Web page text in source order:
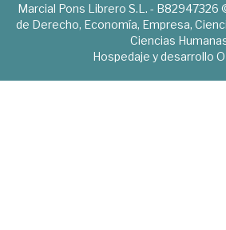
Marcial Pons Librero S.L. - B82947326
de Derecho, Economía, Empresa,
Ciencias
Hospedaje y desarrollo